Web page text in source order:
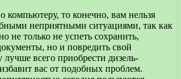
компьютеру, то конечно, вам нельзя
неприятными ситуациями, так как
не только не успеть сохранить,
но и повредить свой
всего приобрести дизель-
вас от подобных проблем.